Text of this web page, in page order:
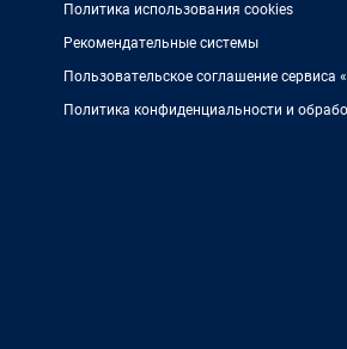
Политика использования cookies
Рекомендательные системы
Пользовательское соглашение
Политика конфиденциальности и